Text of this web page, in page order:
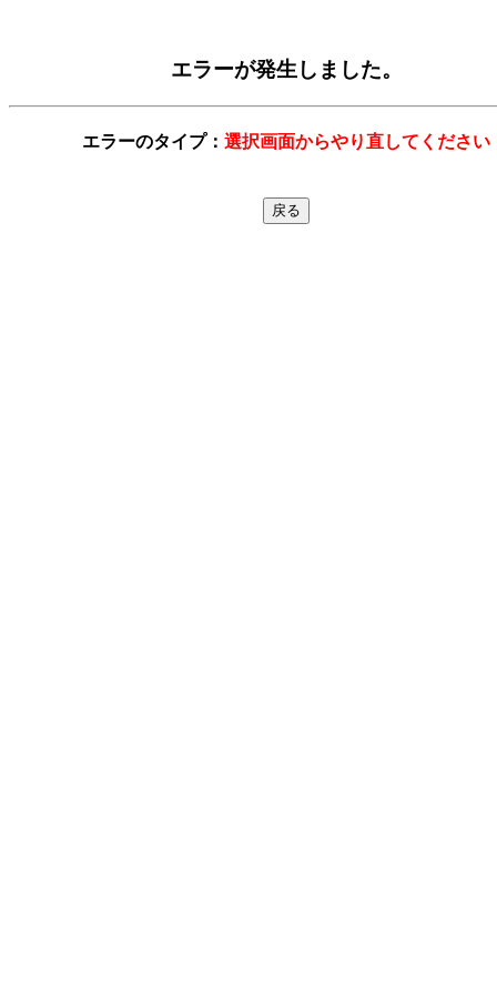
エラーが発生しました。
エラーのタイプ： 選択画面からやり直してください